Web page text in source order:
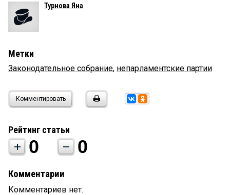
Турнова Яна
Метки
Законодательное собрание, непарламентские партии
Комментировать
Рейтинг статьи
0 0
Комментарии
Комментариев нет.